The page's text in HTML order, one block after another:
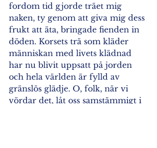
fordom tid gjorde träet mig
naken, ty genom att giva mig dess
frukt att äta, bringade fienden in
döden. Korsets trä som kläder
människan med livets klädnad
har nu blivit uppsatt på jorden
och hela världen är fylld av
gränslös glädje. O, folk, när vi
vördar det, låt oss samstämmigt i